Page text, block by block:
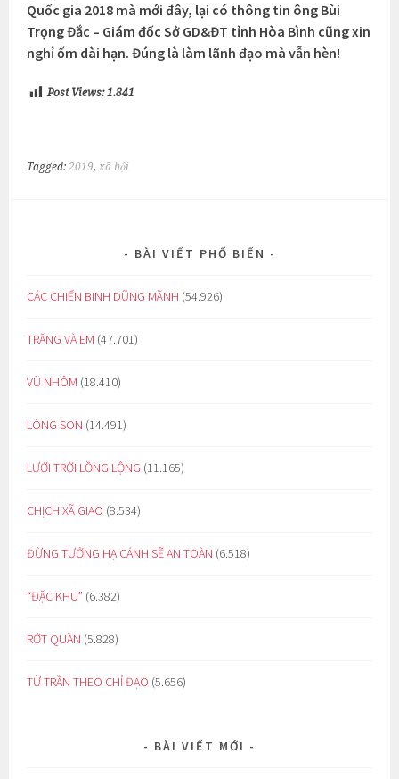
Quốc gia 2018 mà mới đây, lại có thông tin ông Bùi
Trọng Đắc – Giám đốc Sở GD&ĐT tỉnh Hòa Bình cũng xin
nghỉ ốm dài hạn. Đúng là làm lãnh đạo mà vẫn hèn!
Post Views: 1.841
Tagged:2019,xã hội
BÀI VIẾT PHỔ BIẾN
CÁC CHIẾN BINH DŨNG MÃNH (54.926)
TRĂNG VÀ EM (47.701)
VŨ NHÔM (18.410)
LÒNG SON (14.491)
LƯỚI TRỜI LỒNG LỘNG (11.165)
CHỊCH XÃ GIAO (8.534)
ĐỪNG TƯỞNG HẠ CÁNH SẼ AN TOÀN (6.518)
“ĐẶC KHU” (6.382)
RỚT QUẦN (5.828)
TỪ TRẦN THEO CHỈ ĐẠO (5.656)
BÀI VIẾT MỚI